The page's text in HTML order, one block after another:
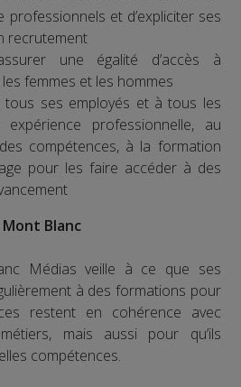
professionnels et d’expliciter ses
recrutement
une égalité d’accès à
femmes et les hommes
tous ses employés et à tous les
professionnelle, au
compétences, à la formation
pour les faire accéder à des
Blanc
Médias veille à ce que ses
à des formations pour
restent en cohérence avec
mais aussi pour qu’ils
compétences.